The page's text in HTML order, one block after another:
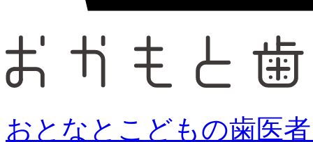
おとなとこどもの歯医